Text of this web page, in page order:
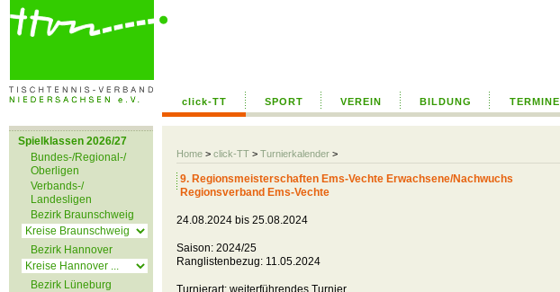
click-TT SPORT VEREIN BILDUNG TERMINE
Home > click-TT > Turnierkalender >
Spielklassen 2026/27
Bundes-/Regional-/
Oberligen
Verbands-/
Landesligen
Bezirk Braunschweig
Bezirk Hannover
Bezirk Lüneburg
9. Regionsmeisterschaften Ems-Vechte Erwachsene/Nachwuchs
Regionsverband Ems-Vechte
24.08.2024 bis 25.08.2024
Saison: 2024/25
Ranglistenbezug: 11.05.2024
Turnierart: weiterführendes Turnier